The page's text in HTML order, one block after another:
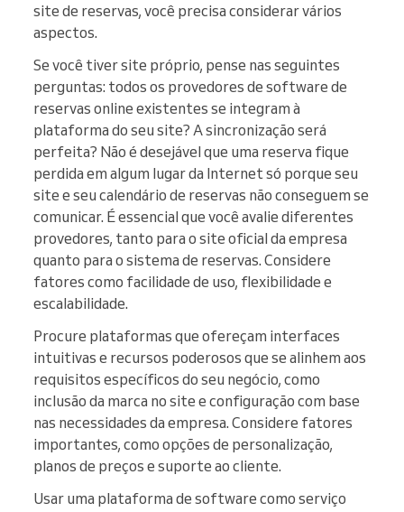
site de reservas, você precisa considerar vários
aspectos.
Se você tiver site próprio, pense nas seguintes
perguntas: todos os provedores de software de
reservas online existentes se integram à
plataforma do seu site? A sincronização será
perfeita? Não é desejável que uma reserva fique
perdida em algum lugar da Internet só porque seu
site e seu calendário de reservas não conseguem se
comunicar. É essencial que você avalie diferentes
provedores, tanto para o site oficial da empresa
quanto para o sistema de reservas. Considere
fatores como facilidade de uso, flexibilidade e
escalabilidade.
Procure plataformas que ofereçam interfaces
intuitivas e recursos poderosos que se alinhem aos
requisitos específicos do seu negócio, como
inclusão da marca no site e configuração com base
nas necessidades da empresa. Considere fatores
importantes, como opções de personalização,
planos de preços e suporte ao cliente.
Usar uma plataforma de software como serviço